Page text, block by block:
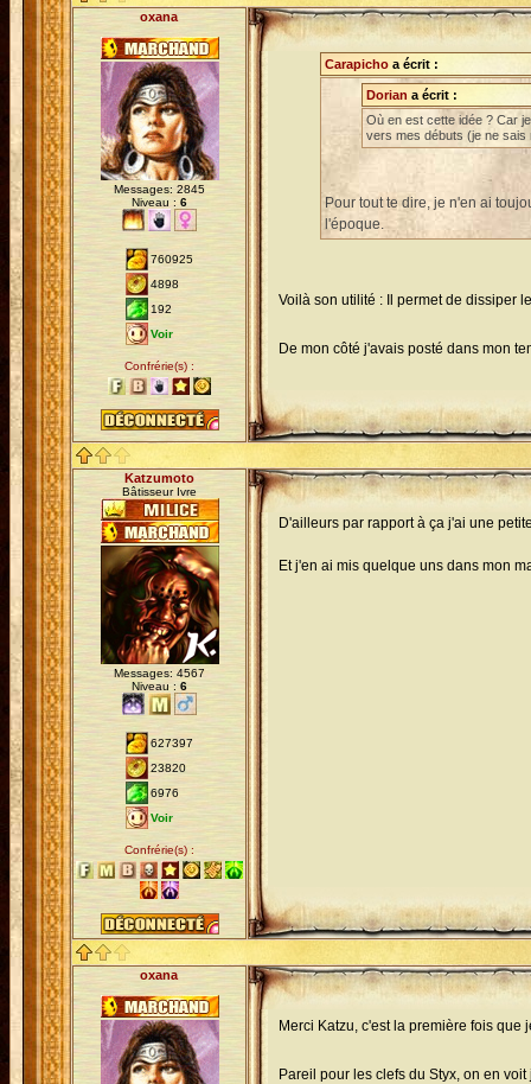
oxana
Messages: 2845
Niveau : 6
760925
4898
192
Voir
Confrérie(s) :
Carapicho a écrit :
Dorian a écrit :
Où en est cette idée ? Car
vers mes débuts (je ne sais
Pour tout te dire, je n'en ai
l'époque.
Voilà son utilité : Il permet de dissiper
De mon côté j'avais posté dans mon
Katzumoto
Bâtisseur Ivre
Messages: 4567
Niveau : 6
627397
23820
6976
Voir
Confrérie(s) :
D'ailleurs par rapport à ça j'ai une
Et j'en ai mis quelque uns dans mon
oxana
Merci Katzu, c'est la première fois
Pareil pour les clefs du Styx, on en